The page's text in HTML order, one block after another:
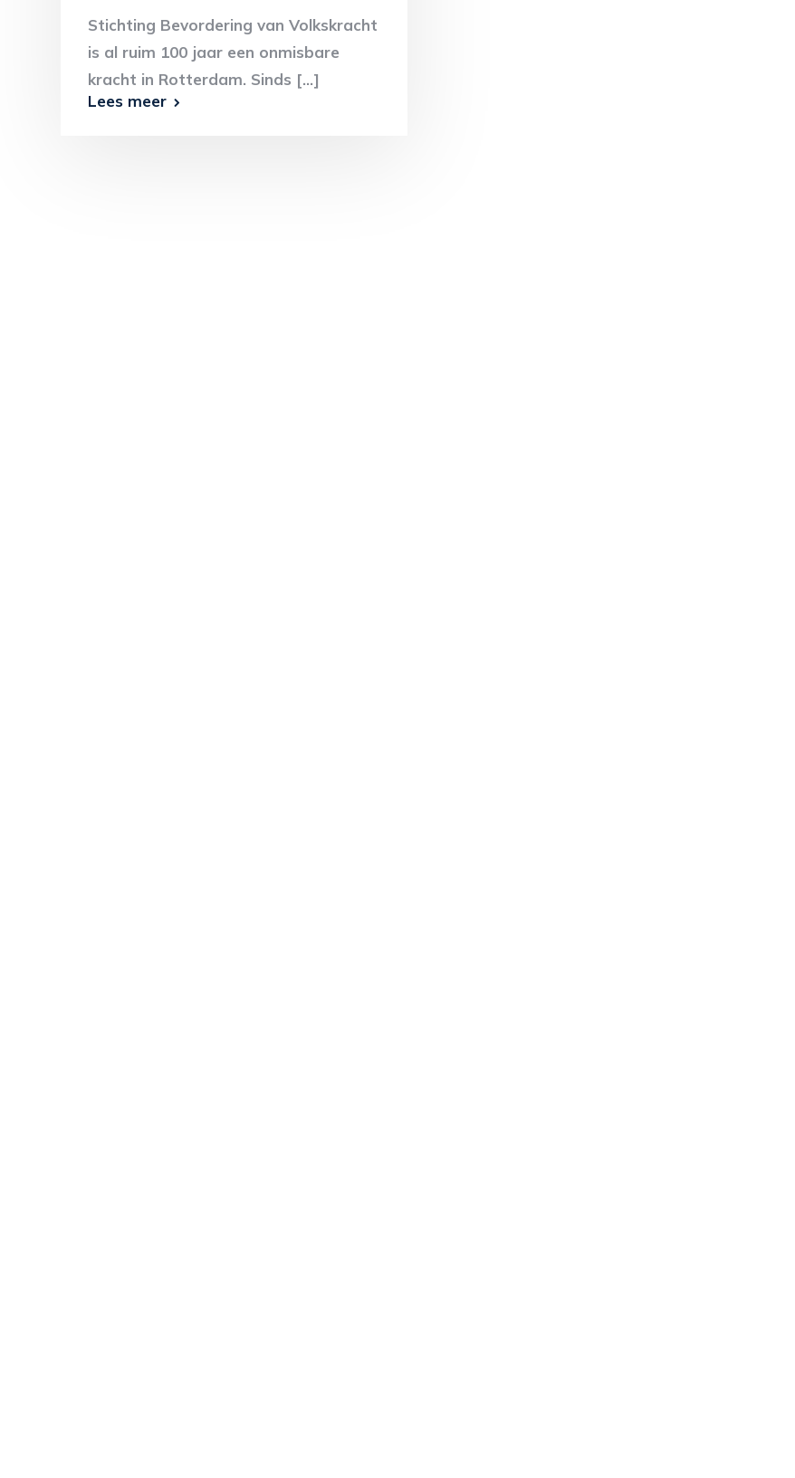
Stichting Bevordering van Volkskracht
is al ruim 100 jaar een onmisbare
kracht in Rotterdam. Sinds [...]
Lees meer